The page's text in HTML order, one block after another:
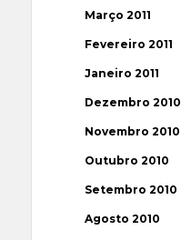
Março 2011
Fevereiro 2011
Janeiro 2011
Dezembro 2010
Novembro 2010
Outubro 2010
Setembro 2010
Agosto 2010